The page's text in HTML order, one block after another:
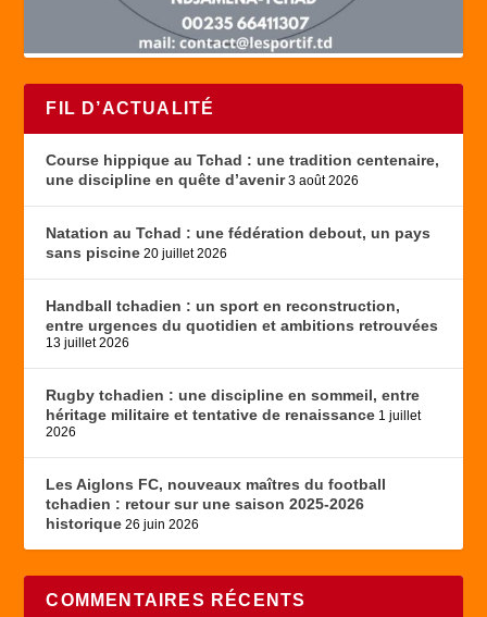
FIL D’ACTUALITÉ
Course hippique au Tchad : une tradition centenaire,
une discipline en quête d’avenir 3 août 2026
Natation au Tchad : une fédération debout, un pays
sans piscine 20 juillet 2026
Handball tchadien : un sport en reconstruction,
entre urgences du quotidien et ambitions retrouvées
13 juillet 2026
Rugby tchadien : une discipline en sommeil, entre
héritage militaire et tentative de renaissance 1 juillet
2026
Les Aiglons FC, nouveaux maîtres du football
tchadien : retour sur une saison 2025-2026
historique 26 juin 2026
COMMENTAIRES RÉCENTS